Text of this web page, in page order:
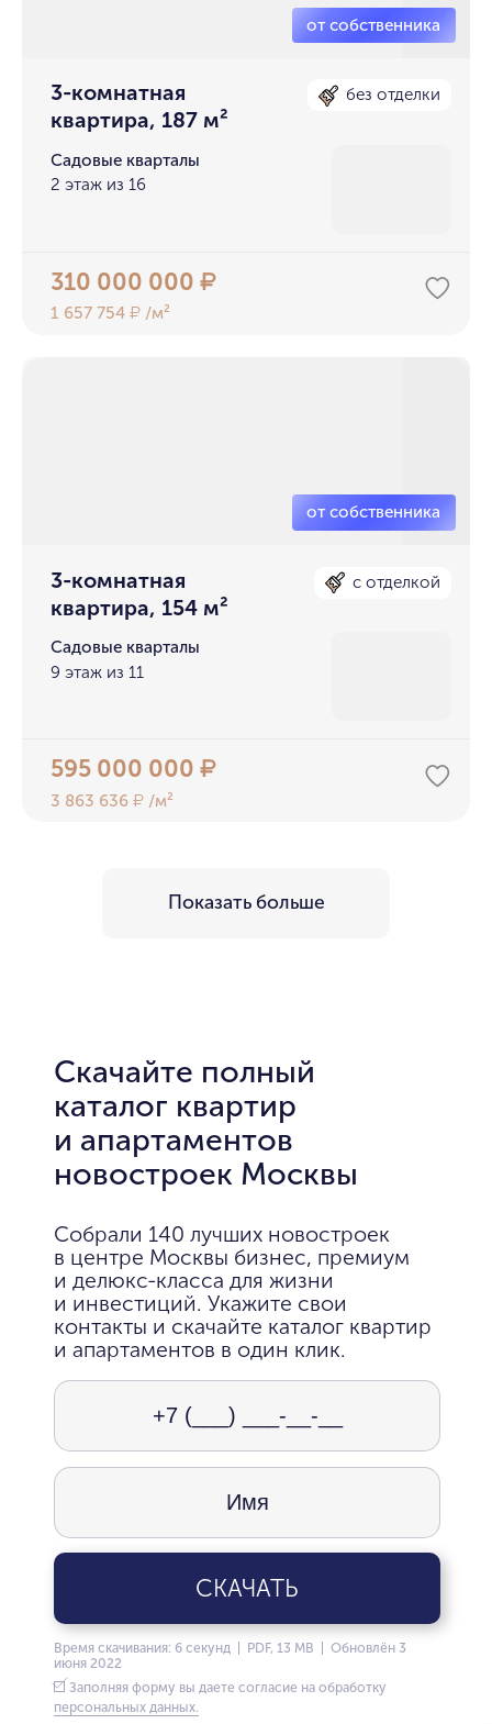
3-комнатная
квартира, 187 м²
без отделки
Садовые кварталы
2 этаж из 16
310 000 000₽
1 657 754₽ /м²
3-комнатная
квартира, 154 м²
с отделкой
Садовые кварталы
9 этаж из 11
595 000 000₽
3 863 636₽ /м²
Показать больше
Скачайте полный
каталог квартир
и апартаментов
новостроек Москвы
Собрали 140 лучших новостроек
в центре Москвы бизнес, премиум
и делюкс-класса для жизни
и инвестиций. Укажите свои
контакты и скачайте каталог квартир
и апартаментов в один клик.
СКАЧАТЬ
Время скачивания: 6 секунд | PDF, 13 MB | Обновлён 3
июня 2022
Заполняя форму вы даете согласие на обработку
персональных данных.